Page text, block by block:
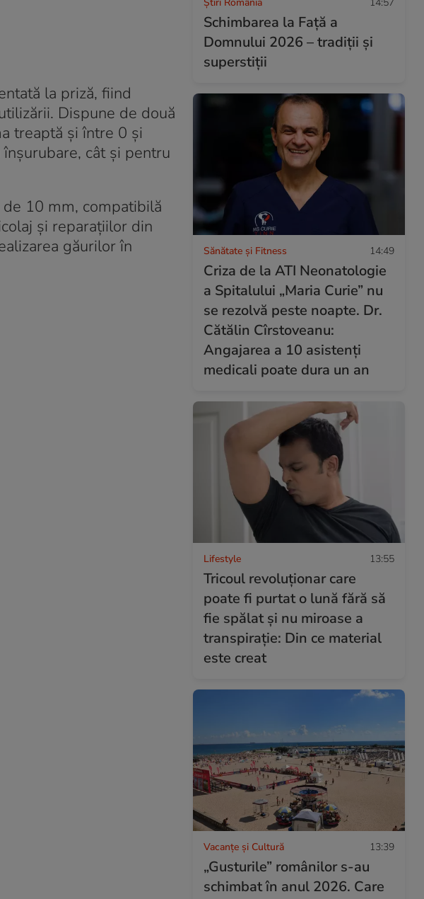
la priză, fiind
Dispune de două
treaptă și între 0 și
cât și pentru
10 mm, compatibilă
și reparațiilor din
găurilor în
Schimbarea la Față a
Domnului 2026 – tradiții și
superstiții
Sănătate și Fitness 14:49
Criza de la ATI Neonatologie
a Spitalului „Maria Curie” nu
se rezolvă peste noapte. Dr.
Cătălin Cîrstoveanu:
Angajarea a 10 asistenți
medicali poate dura un an
Lifestyle 13:55
Tricoul revoluționar care
poate fi purtat o lună fără să
fie spălat și nu miroase a
transpirație: Din ce material
este creat
Vacanțe și Cultură 13:39
„Gusturile” românilor s-au
schimbat în anul 2026. Care